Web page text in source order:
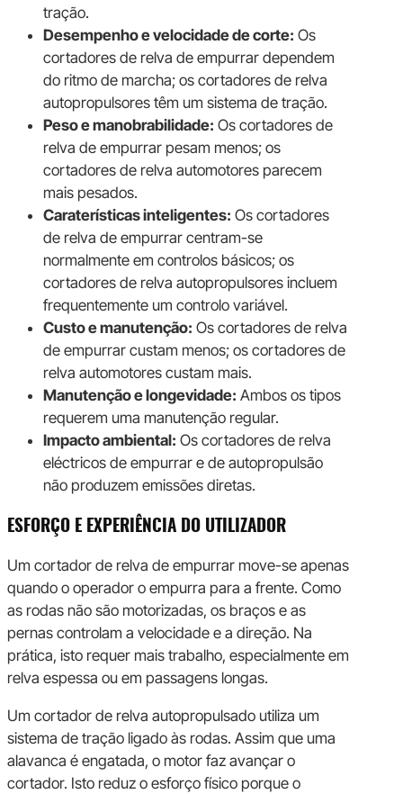
tração.
Desempenho e velocidade de corte: Os
cortadores de relva de empurrar dependem
do ritmo de marcha; os cortadores de relva
autopropulsores têm um sistema de tração.
Peso e manobrabilidade: Os cortadores de
relva de empurrar pesam menos; os
cortadores de relva automotores parecem
mais pesados.
Caraterísticas inteligentes: Os cortadores
de relva de empurrar centram-se
normalmente em controlos básicos; os
cortadores de relva autopropulsores incluem
frequentemente um controlo variável.
Custo e manutenção: Os cortadores de relva
de empurrar custam menos; os cortadores de
relva automotores custam mais.
Manutenção e longevidade: Ambos os tipos
requerem uma manutenção regular.
Impacto ambiental: Os cortadores de relva
eléctricos de empurrar e de autopropulsão
não produzem emissões diretas.
ESFORÇO E EXPERIÊNCIA DO UTILIZADOR
Um cortador de relva de empurrar move-se apenas
quando o operador o empurra para a frente. Como
as rodas não são motorizadas, os braços e as
pernas controlam a velocidade e a direção. Na
prática, isto requer mais trabalho, especialmente em
relva espessa ou em passagens longas.
Um cortador de relva autopropulsado utiliza um
sistema de tração ligado às rodas. Assim que uma
alavanca é engatada, o motor faz avançar o
cortador. Isto reduz o esforço físico porque o